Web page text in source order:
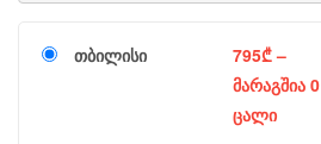
თბილისი 795₾–
მარაგშია 0
ცალი